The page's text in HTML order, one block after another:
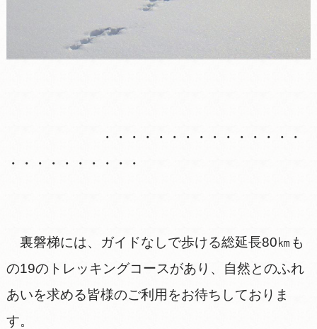
・・・・・・・・・・・・・・・
・・・・・・・・・・
裏磐梯には、ガイドなしで歩ける総延長80㎞も
の19のトレッキングコースがあり、自然とのふれ
あいを求める皆様のご利用をお待ちしておりま
す。